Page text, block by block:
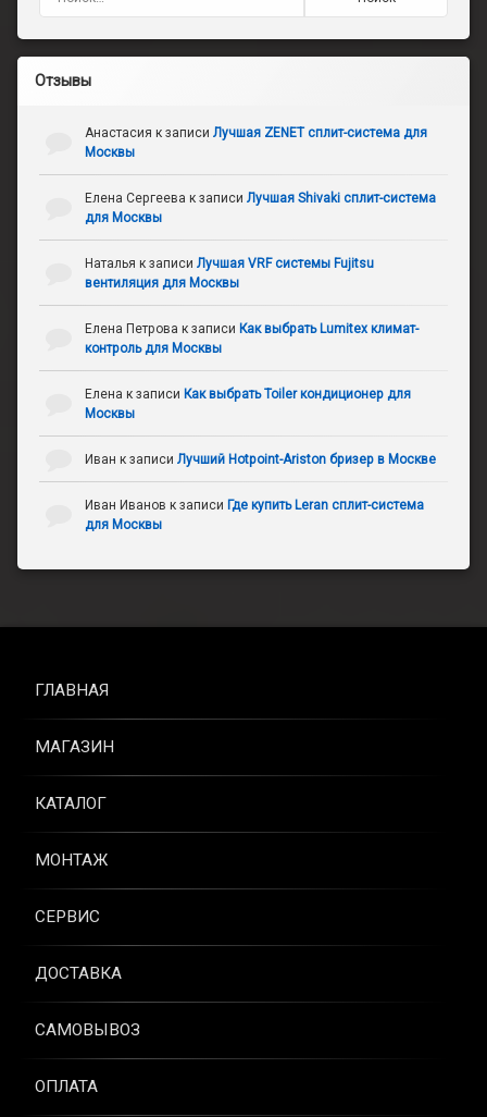
Отзывы
Анастасия к записи Лучшая ZENET сплит-система для
Москвы
Елена Сергеева к записи Лучшая Shivaki сплит-система
для Москвы
Наталья к записи Лучшая VRF системы Fujitsu
вентиляция для Москвы
Елена Петрова к записи Как выбрать Lumitex климат-
контроль для Москвы
Елена к записи Как выбрать Toiler кондиционер для
Москвы
Иван к записи Лучший Hotpoint-Ariston бризер в Москве
Иван Иванов к записи Где купить Leran сплит-система
для Москвы
ГЛАВНАЯ
МАГАЗИН
КАТАЛОГ
МОНТАЖ
СЕРВИС
ДОСТАВКА
САМОВЫВОЗ
ОПЛАТА